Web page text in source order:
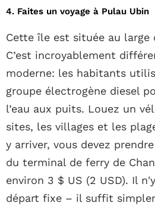
4. Faites un voyage à Pulau Ubin
Cette île est située au
C’est incroyablement
moderne: les habitants
groupe électrogène diesel
l’eau aux puits. Louez un
sites, les villages et les
y arriver, vous devez
du terminal de ferry de
environ 3 $ US (2 USD). Il
départ fixe – il suffit